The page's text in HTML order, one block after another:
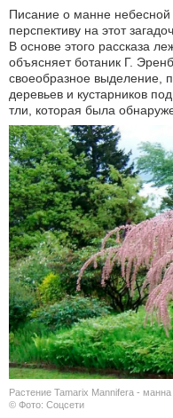
Писание о манне небесной
перспективу на этот
В основе этого рассказа
объясняет ботаник Г.
своеобразное выделение,
деревьев и кустарников
тли, которая была
Растение Tamarix Mannifera -
© Фото: Соцсети